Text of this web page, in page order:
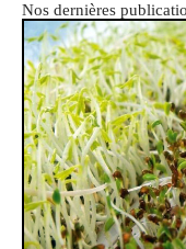
Nos dernières